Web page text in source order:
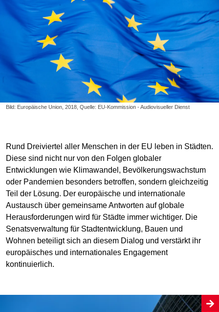
Bild: Europäische Union, 2018, Quelle: EU-Kommission - Audiovisueller Dienst
Rund Dreiviertel aller Menschen in der EU leben in Städten.
Diese sind nicht nur von den Folgen globaler
Entwicklungen wie Klimawandel, Bevölkerungswachstum
oder Pandemien besonders betroffen, sondern gleichzeitig
Teil der Lösung. Der europäische und internationale
Austausch über gemeinsame Antworten auf globale
Herausforderungen wird für Städte immer wichtiger. Die
Senatsverwaltung für Stadtentwicklung, Bauen und
Wohnen beteiligt sich an diesem Dialog und verstärkt ihr
europäisches und internationales Engagement
kontinuierlich.